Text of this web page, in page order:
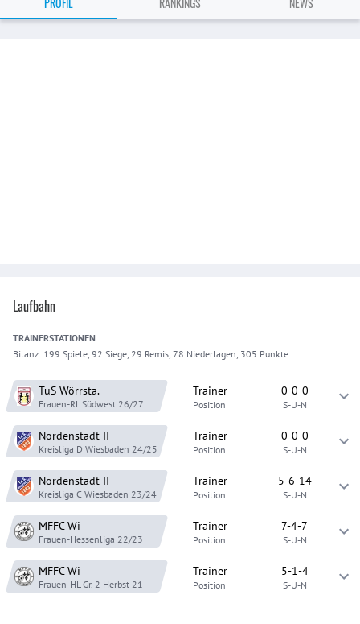
Laufbahn
TRAINERSTATIONEN
Bilanz: 199 Spiele, 92 Siege, 29 Remis, 78 Niederlagen, 305 Punkte
TuS Wörrsta.
Frauen-RL Südwest 26/27
Trainer
Position
0-0-0
S-U-N
Nordenstadt II
Kreisliga D Wiesbaden 24/25
Trainer
Position
0-0-0
S-U-N
Nordenstadt II
Kreisliga C Wiesbaden 23/24
Trainer
Position
5-6-14
S-U-N
MFFC Wi
Frauen-Hessenliga 22/23
Trainer
Position
7-4-7
S-U-N
MFFC Wi
Frauen-HL Gr. 2 Herbst 21
Trainer
Position
5-1-4
S-U-N